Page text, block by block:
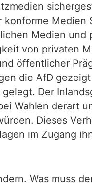
Medien
Medien und
von privaten
öffentlicher
die AfD
Der
Wahlen derart
Dieses
im Zugang
Was muss